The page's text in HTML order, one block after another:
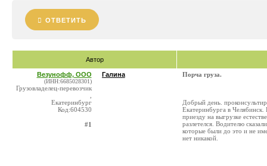
ОТВЕТИТЬ
Автор
Везунофф, ООО
(ИНН:6685028301)
Грузовладелец-перевозчик
Екатеринбург
Код:604530
#1
Галина Порча груза.
Добрый день.
Екатеринбурга в
приезду на выгрузке
разлетелся. Водителю
которые были до это и не
нет никакой.